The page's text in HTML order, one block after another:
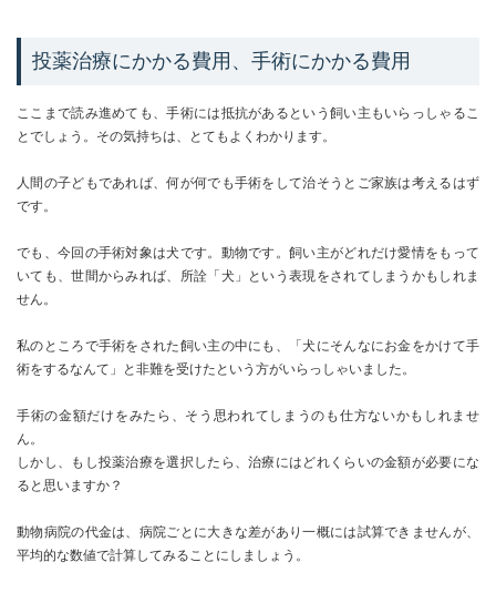
投薬治療にかかる費用、手術にかかる費用
ここまで読み進めても、手術には抵抗があるという飼い主もいらっしゃるこ
とでしょう。その気持ちは、とてもよくわかります。
人間の子どもであれば、何が何でも手術をして治そうとご家族は考えるはず
です。
でも、今回の手術対象は犬です。動物です。飼い主がどれだけ愛情をもって
いても、世間からみれば、所詮「犬」という表現をされてしまうかもしれま
せん。
私のところで手術をされた飼い主の中にも、「犬にそんなにお金をかけて手
術をするなんて」と非難を受けたという方がいらっしゃいました。
手術の金額だけをみたら、そう思われてしまうのも仕方ないかもしれませ
ん。
しかし、もし投薬治療を選択したら、治療にはどれくらいの金額が必要にな
ると思いますか？
動物病院の代金は、病院ごとに大きな差があり一概には試算できませんが、
平均的な数値で計算してみることにしましょう。